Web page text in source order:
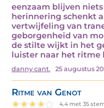
eenzaam blijven
herinnering schenkt
vertwijfeling van
geborgenheid van
de stilte wijkt in het
luister naar het
danny cant. 25 augustus
Ritme van Genot
4.4 met 35